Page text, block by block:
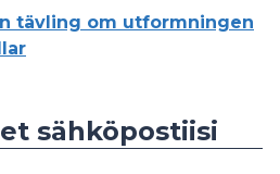
tävling om utformningen
sähköpostiisi